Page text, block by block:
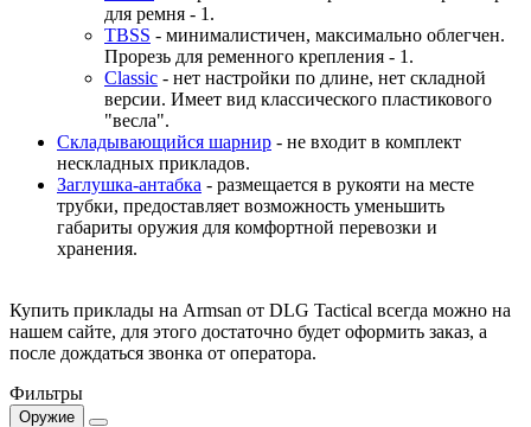
для ремня - 1.
TBSS - минималистичен, максимально облегчен.
Прорезь для ременного крепления - 1.
Classic - нет настройки по длине, нет складной
версии. Имеет вид классического пластикового
"весла".
Складывающийся шарнир - не входит в комплект
нескладных прикладов.
Заглушка-антабка - размещается в рукояти на месте
трубки, предоставляет возможность уменьшить
габариты оружия для комфортной перевозки и
хранения.
Купить приклады на Armsan от DLG Tactical всегда можно на
нашем сайте, для этого достаточно будет оформить заказ, а
после дождаться звонка от оператора.
Фильтры
Оружие